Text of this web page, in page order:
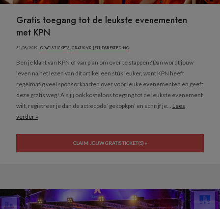
Gratis toegang tot de leukste evenementen
met KPN
31/08/2019 ·GRATIS TICKETS, GRATIS VRIJETIJDSBESTEDING
Ben je klant van KPN of van plan om over te stappen? Dan wordt jouw
leven na het lezen van dit artikel een stúk leuker, want KPN heeft
regelmatig veel sponsorkaarten over voor leuke evenementen en geeft
deze gratis weg! Als jij ook kosteloos toegang tot de leukste evenement
wilt, registreer je dan de actiecode ‘gekopkpn’ en schrijf je... Lees
verder »
CLAIM JOUW GRATIS TICKET(S) »